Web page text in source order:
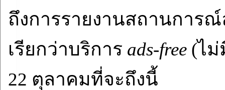
ถึงการรายงานสถานการ
เรียกว่าบริการ ads-free (ไ
22 ตุลาคมที่จะถึงนี้